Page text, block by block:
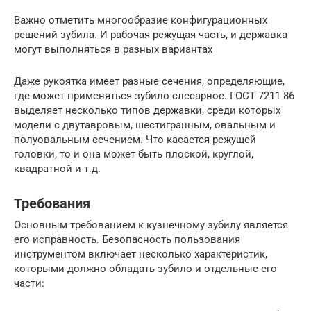
Важно отметить многообразие конфигурационных
решений зубила. И рабочая режущая часть, и державка
могут выполняться в разных вариантах
Даже рукоятка имеет разные сечения, определяющие,
где может применяться зубило слесарное. ГОСТ 7211 86
выделяет несколько типов державки, среди которых
модели с двутавровым, шестигранным, овальным и
полуовальным сечением. Что касается режущей
головки, то и она может быть плоской, круглой,
квадратной и т.д.
Требования
Основным требованием к кузнечному зубилу является
его исправность. Безопасность пользования
инструментом включает несколько характеристик,
которыми должно обладать зубило и отдельные его
части: